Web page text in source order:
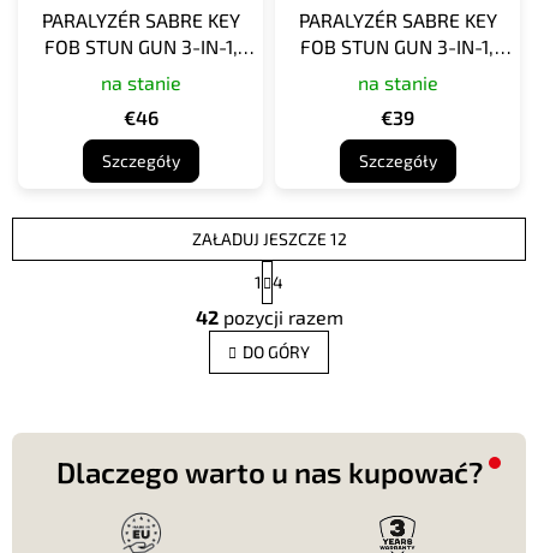
PARALYZÉR SABRE KEY
FOB STUN GUN 3-IN-1,
ŠEDÝ
na stanie
€46
Szczegóły
PARALYZÉR SABRE KEY
FOB STUN GUN 3-IN-1,
ZELENÝ
na stanie
€39
Szczegóły
K
o
n
t
l
k
i
ZAŁADUJ JESZCZE 12
P
a
g
i
n
a
a
1 4
42pozycji razem
DO GÓRY
Dlaczego warto u nas kupować?